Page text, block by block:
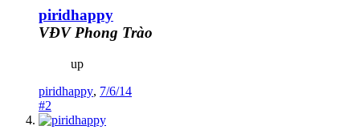
piridhappy
VĐV Phong Trào
up
piridhappy, 7/6/14
#2